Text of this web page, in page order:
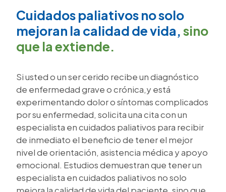
Cuidados paliativos no solo
mejoran la calidad de vida,sino
que la extiende.
Si usted o un ser cerido recibe un diagnóstico
de enfermedad grave o crónica,y está
experimentando dolor o síntomas complicados
por su enfermedad, solicita una cita con un
especialista en cuidados paliativos para recibir
de inmediato el beneficio de tener el mejor
nivel de orientación, asistencia médica y apoyo
emocional. Estudios demuestran que tener un
especialista en cuidados paliativos no solo